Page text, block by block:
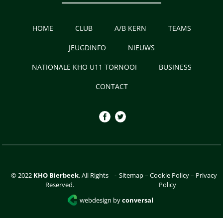
HOME CLUB A/B KERN TEAMS
JEUGDINFO NIEUWS
NATIONALE KHO U11 TORNOOI BUSINESS
CONTACT
© 2022 KHO Bierbeek. All Rights
Reserved.
- Sitemap–Cookie Policy– Privacy
Policy
webdesign byconversal